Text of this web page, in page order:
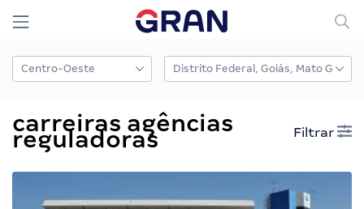
carreiras agências
reguladoras Filtrar